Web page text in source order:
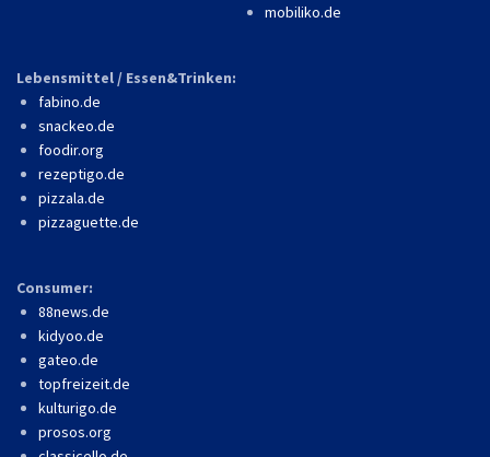
mobiliko.de
Lebensmittel / Essen&Trinken:
fabino.de
snackeo.de
foodir.org
rezeptigo.de
pizzala.de
pizzaguette.de
Consumer:
88news.de
kidyoo.de
gateo.de
topfreizeit.de
kulturigo.de
prosos.org